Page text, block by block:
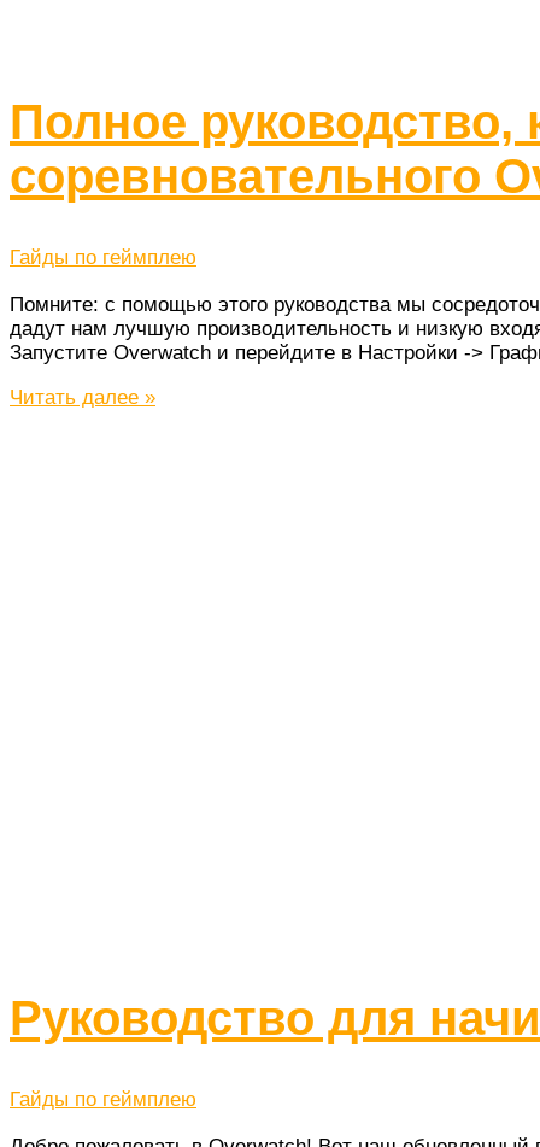
Полное
соревновательного
Гайды по геймплею
Помните: с помощью этого руководства мы
дадут нам лучшую производительность и низкую
Запустите Overwatch и перейдите в Настройки ->
Полное
Читать далее »
Руководство для
Гайды по геймплею